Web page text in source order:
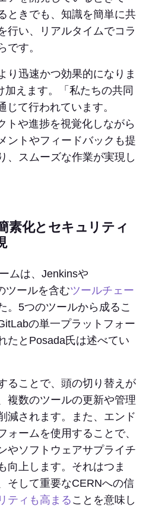
ときでも、知識を簡単に共
行い、リアルタイムでコラ
です。
り迅速かつ効果的になりま
えます。「私たちの共同
て行われています。
トや進捗を視覚化しながら
ントやフィードバックも提
、スムーズな作業が実現し
素化とセキュリティ
ムは、Jenkinsや
ツールを含むツールチェー
。5つのツールから成るこ
の単一プラットフォー
たとPosada氏は述べてい
ることで、頭の切り替えが
複数のツールの更新や管理
減されます。また、エンド
ォームを使用することで、
やソフトウェアサプライチ
向上します。それはつま
そして重要なCERNへの信
ティも高まることを意味し